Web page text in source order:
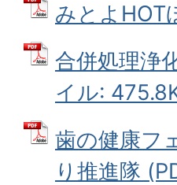
みとよHOT
合併処理浄
イル:
歯の健康フ
り推進隊